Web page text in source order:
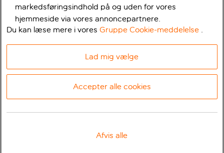
markedsføringsindhold på og uden for vores
hjemmeside via vores annoncepartnere.
Du kan læse mere i voresGruppe Cookie-meddelelse .
Lad mig vælge
Accepter alle cookies
Afvis alle